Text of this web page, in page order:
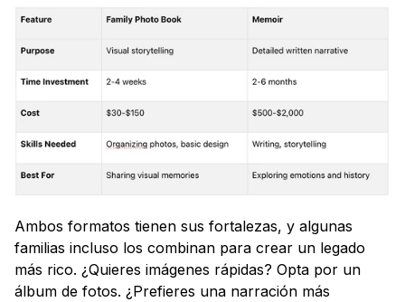
Ambos formatos tienen sus fortalezas, y algunas
familias incluso los combinan para crear un legado
más rico. ¿Quieres imágenes rápidas? Opta por un
álbum de fotos. ¿Prefieres una narración más